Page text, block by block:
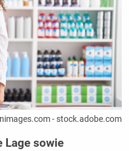
- stock.adobe.com
Lage sowie